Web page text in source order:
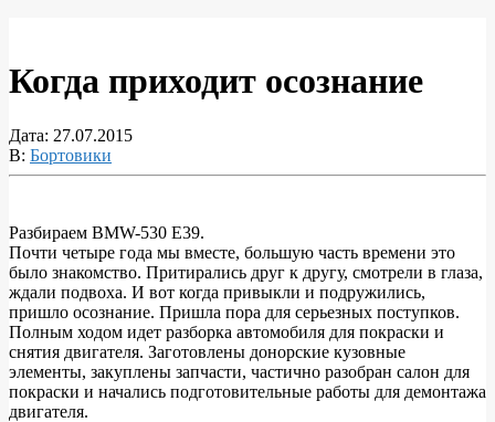
Когда приходит осознание
Дата: 27.07.2015
В: Бортовики
Когда
приходит
осознание
Разбираем BMW-530 Е39.
Почти четыре года мы вместе, большую часть времени это
было знакомство. Притирались друг к другу, смотрели в глаза,
ждали подвоха. И вот когда привыкли и подружились,
пришло осознание. Пришла пора для серьезных поступков.
Полным ходом идет разборка автомобиля для покраски и
снятия двигателя. Заготовлены донорские кузовные
элементы, закуплены запчасти, частично разобран салон для
покраски и начались подготовительные работы для демонтажа
двигателя.